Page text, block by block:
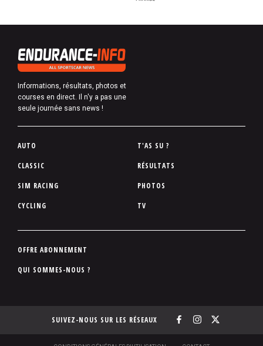
Informations, résultats, photos et
courses en direct. Il n'y a pas une
seule journée sans news !
P
d
d
p
e
AUTO
CLASSIC
SIM RACING
CYCLING
T'AS SU ?
RÉSULTATS
PHOTOS
TV
P
d
p
OFFRE ABONNEMENT
QUI SOMMES-NOUS ?
SUIVEZ-NOUS SUR LES RÉSEAUX